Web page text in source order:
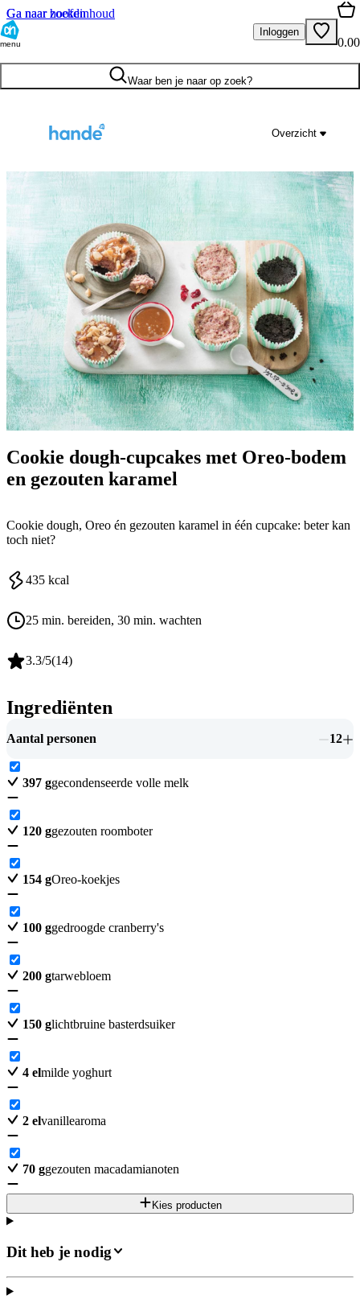
Ga naar hoofdinhoud
Ga naar zoeken
menu
Inloggen
0.00
Waar ben je naar op zoek?
Overzicht
Cookie dough-cupcakes met Oreo-bodem
en gezouten karamel
Cookie dough, Oreo én gezouten karamel in één cupcake: beter kan
toch niet?
435 kcal
25 min. bereiden, 30 min. wachten
3.3/5(14)
Ingrediënten
Aantal personen 12
397 ggecondenseerde volle melk
120 ggezouten roomboter
154 gOreo-koekjes
100 ggedroogde cranberry's
200 gtarwebloem
150 glichtbruine basterdsuiker
4 elmilde yoghurt
2 elvanillearoma
70 ggezouten macadamianoten
Kies producten
Dit heb je nodig